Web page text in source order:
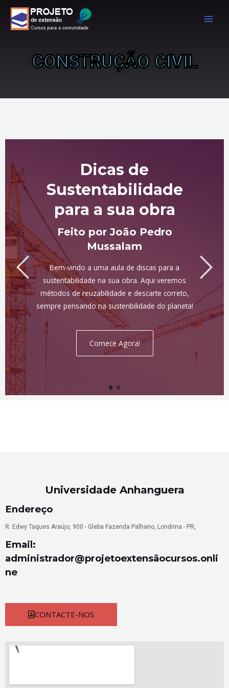
para
CONSTRUÇÃO CIVIL
Dicas de
Sustentabilidade
para a sua obra
Feito por João Pedro
Mussalam
Bem-vindo a uma aula de discas para a
sustentabilidade na sua obra. Aqui veremos
métodos de reuzabilidade e descarte correto,
sempre pensando na sustenbilidade do planeta!
Comece Agora!
Universidade Anhanguera
Endereço
R. Edwy Taques Araújo, 900 - Gleba Fazenda Palhano, Londrina - PR,
Email:
administrador@projetoextensãocursos.onli
ne
CONTACTE-NOS